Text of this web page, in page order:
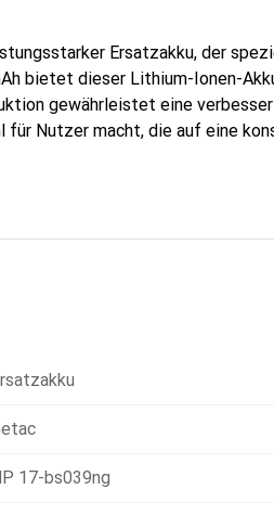
Ersatzakku, der
bietet dieser Lithium-Ionen-
gewährleistet eine
für Nutzer macht, die auf eine
der V110-Serie, darunter
Sicherheitsstandards
17-bs039ng